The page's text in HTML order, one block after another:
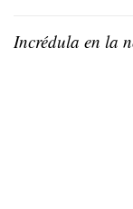
Incrédula en la